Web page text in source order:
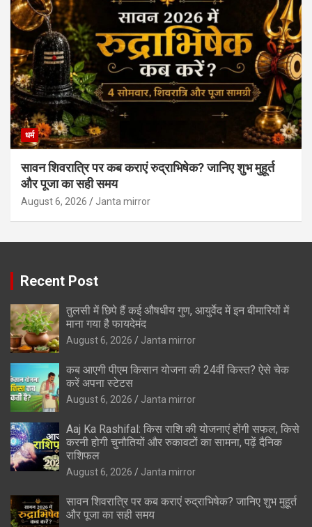
धर्म
सावन शिवरात्रि पर कब कराएं रुद्राभिषेक? जानिए शुभ मुहूर्त
और पूजा का सही समय
August 6, 2026 Janta mirror
Recent Post
तुलसी में छिपे हैं कई औषधीय गुण, आयुर्वेद में इन बीमारियों में
माना गया है फायदेमंद
August 6, 2026 Janta mirror
कब आएगी पीएम किसान योजना की 24वीं किस्त? ऐसे चेक
करें अपना स्टेटस
August 6, 2026 Janta mirror
Aaj Ka Rashifal: किस राशि की योजनाएं होंगी सफल, किसे
करनी होगी चुनौतियों और रुकावटों का सामना, पढ़ें दैनिक
राशिफल
August 6, 2026 Janta mirror
सावन शिवरात्रि पर कब कराएं रुद्राभिषेक? जानिए शुभ मुहूर्त
और पूजा का सही समय